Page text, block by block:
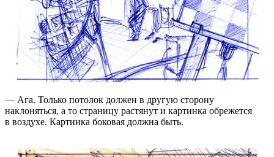
— Ага. Только потолок должен в другую сторону
наклоняться, а то страницу растянут и картинка обрежется
в воздухе. Картинка боковая должна быть.